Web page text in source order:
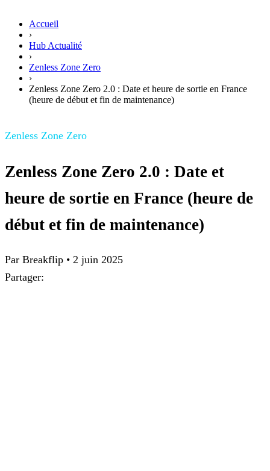
Accueil
›
Hub Actualité
›
Zenless Zone Zero
›
Zenless Zone Zero 2.0 : Date et heure de sortie en France
(heure de début et fin de maintenance)
Zenless Zone Zero
Zenless Zone Zero 2.0 : Date et
heure de sortie en France (heure de
début et fin de maintenance)
Par Breakflip • 2 juin 2025
Partager: